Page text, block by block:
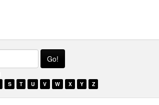
S T U V W X Y Z